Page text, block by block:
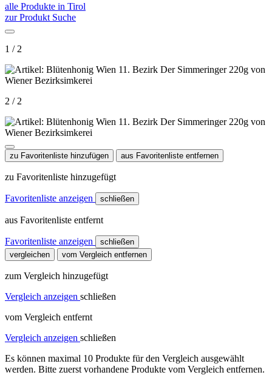
alle Produkte in Tirol
zur Produkt Suche
1 / 2
2 / 2
zu Favoritenliste hinzufügen aus Favoritenliste entfernen
zu Favoritenliste hinzugefügt
Favoritenliste anzeigen schließen
aus Favoritenliste entfernt
Favoritenliste anzeigen
schließen
vergleichen
vom Vergleich entfernen
zum Vergleich hinzugefügt
Vergleich anzeigen schließen
vom Vergleich entfernt
Vergleich anzeigen schließen
Es können maximal 10 Produkte für den Vergleich ausgewählt
werden. Bitte zuerst vorhandene Produkte vom Vergleich entfernen.